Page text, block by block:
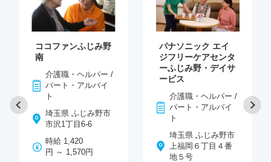
ココファンふじみ野
南
介護職・ヘルパー /
パート・アルバイ
ト
埼玉県 ふじみ野市
市沢1丁目6-6
時給 1,420
円 ～ 1,570円
パナソニック エイ
ジフリーケアセンタ
ーふじみ野・デイサ
ービス
介護職・ヘルパー /
パート・アルバイ
ト
埼玉県 ふじみ野市
上福岡６丁目４番
地５号